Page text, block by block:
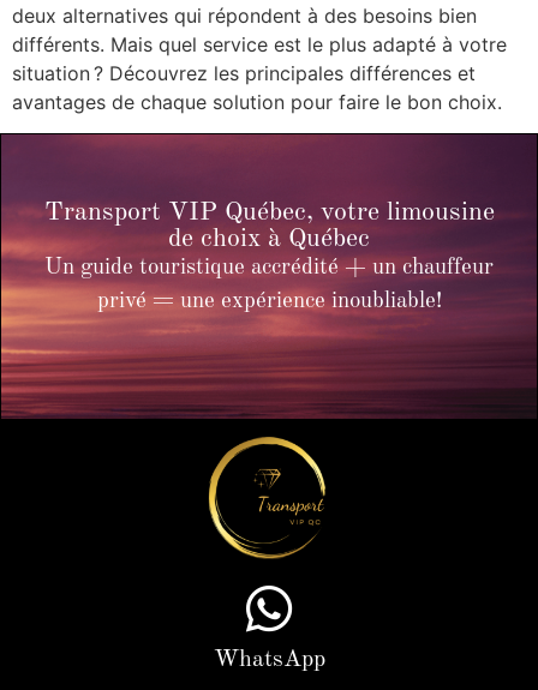
deux alternatives qui répondent à des besoins bien
différents. Mais quel service est le plus adapté à votre
situation ? Découvrez les principales différences et
avantages de chaque solution pour faire le bon choix.
Transport VIP Québec, votre limousine
de choix à Québec
Un guide touristique accrédité + un chauffeur
privé = une expérience inoubliable!
WhatsApp